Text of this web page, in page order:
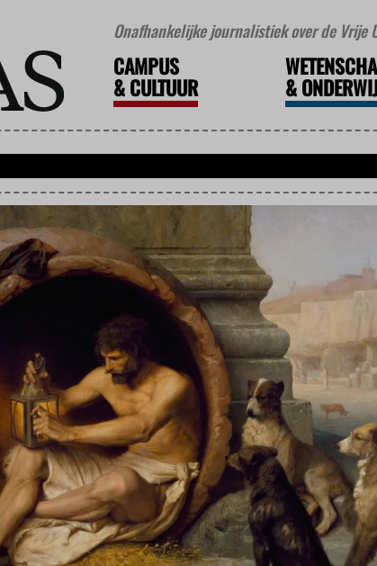
Onafhankelijke journalistiek over de Vrije
CAMPUS
&CULTUUR &